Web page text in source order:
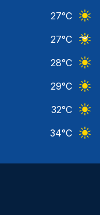
27°C
27°C
28°C
29°C
32°C
34°C